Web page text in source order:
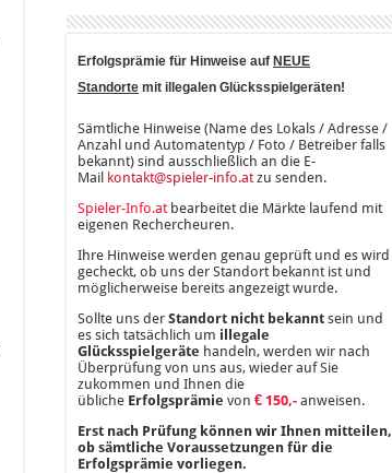
Erfolgsprämie für Hinweise auf NEUE
Standorte mit illegalen Glücksspielgeräten!
Sämtliche Hinweise (Name des Lokals / Adresse /
Anzahl und Automatentyp / Foto / Betreiber falls
bekannt) sind ausschließlich an die E-
Mail kontakt@spieler-info.at zu senden.
Spieler-Info.at bearbeitet die Märkte laufend mit
eigenen Rechercheuren.
Ihre Hinweise werden genau geprüft und es wird
gecheckt, ob uns der Standort bekannt ist und
möglicherweise bereits angezeigt wurde.
Sollte uns der Standort nicht bekannt sein und
es sich tatsächlich um illegale
Glücksspielgeräte handeln, werden wir nach
Überprüfung von uns aus, wieder auf Sie
zukommen und Ihnen die
übliche Erfolgsprämie von € 150,- anweisen.
Erst nach Prüfung können wir Ihnen mitteilen,
ob sämtliche Voraussetzungen für die
Erfolgsprämie vorliegen.